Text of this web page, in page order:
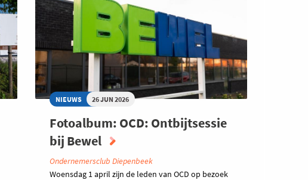
NIEUWS 26 JUN 2026
Fotoalbum: OCD: Ontbijtsessie
bij Bewel
Ondernemersclub Diepenbeek
Woensdag 1 april zijn de leden van OCD op bezoek